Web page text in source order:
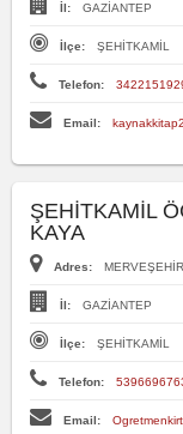
İl: GAZİANTEP
İlçe: ŞEHİTKAMİL
Telefon:
Email:
ŞEHİTKAMİL
KAYA
Adres:
İl: GAZİANTEP
İlçe: ŞEHİTKAMİL
Telefon:
Email: